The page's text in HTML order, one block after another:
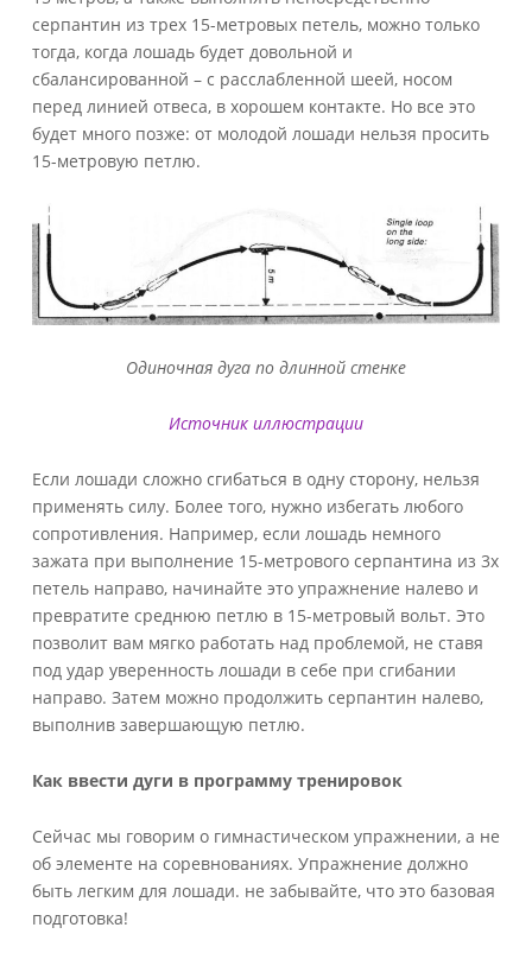
серпантин из трех 15-метровых петель, можно только
тогда, когда лошадь будет довольной и
сбалансированной – с расслабленной шеей, носом
перед линией отвеса, в хорошем контакте. Но все это
будет много позже: от молодой лошади нельзя просить
15-метровую петлю.
Одиночная дуга по длинной стенке
Источник иллюстрации
Если лошади сложно сгибаться в одну сторону, нельзя
применять силу. Более того, нужно избегать любого
сопротивления. Например, если лошадь немного
зажата при выполнение 15-метрового серпантина из 3х
петель направо, начинайте это упражнение налево и
превратите среднюю петлю в 15-метровый вольт. Это
позволит вам мягко работать над проблемой, не ставя
под удар уверенность лошади в себе при сгибании
направо. Затем можно продолжить серпантин налево,
выполнив завершающую петлю.
Как ввести дуги в программу тренировок
Сейчас мы говорим о гимнастическом упражнении, а не
об элементе на соревнованиях. Упражнение должно
быть легким для лошади. не забывайте, что это базовая
подготовка!